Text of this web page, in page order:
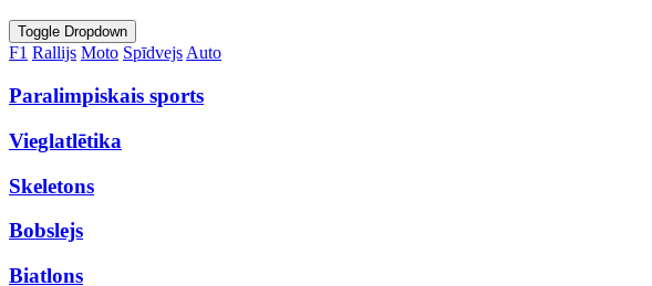
Toggle Dropdown
F1 Rallijs Moto SpīdvejsAuto
Paralimpiskais sports
Vieglatlētika
Skeletons
Bobslejs
Biatlons